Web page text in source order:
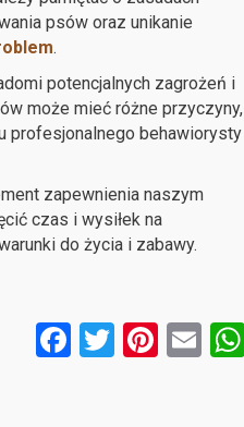
psów oraz unikanie
.
potencjalnych zagrożeń i
może mieć różne przyczyny,
profesjonalnego behawiorysty
zapewnienia naszym
czas i wysiłek na
do życia i zabawy.
F T Pi E